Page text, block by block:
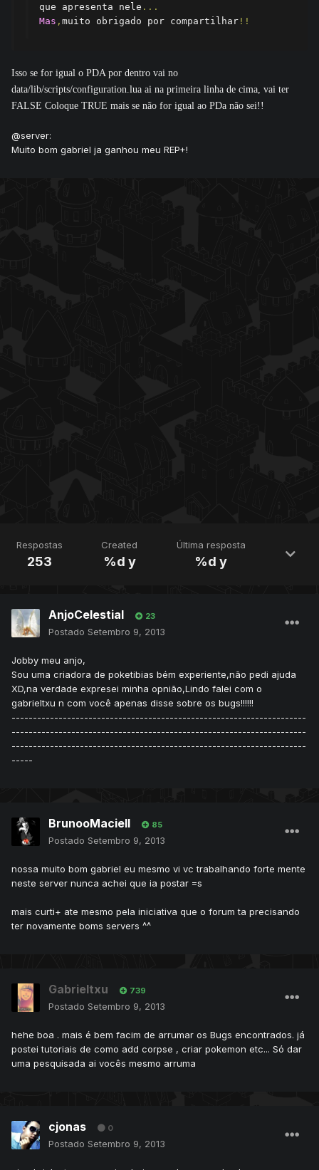
que apresenta nele ...
Mas , muito obrigado por compartilhar !!
Isso se for igual o PDA por dentro vai no
data/lib/scripts/configuration.lua ai na primeira linha de cima, vai ter
FALSE Coloque TRUE mais se não for igual ao PDa não sei!!
@server:
Muito bom gabriel ja ganhou meu REP+!
Respostas
253
Created
%d y
Última resposta
%d y
AnjoCelestial 23
Postado Setembro 9, 2013
Jobby meu anjo,
Sou uma criadora de poketibias bém experiente,não pedi ajuda
XD,na verdade expresei minha opnião,Lindo falei com o
gabrieltxu n com você apenas disse sobre os bugs!!!!!!
---------------------------------------------------------------------
---------------------------------------------------------------------
---------------------------------------------------------------------
-----
BrunooMaciell 85
Postado Setembro 9, 2013
nossa muito bom gabriel eu mesmo vi vc trabalhando forte mente
neste server nunca achei que ia postar =s
mais curti+ ate mesmo pela iniciativa que o forum ta precisando
ter novamente boms servers ^^
Gabrieltxu 739
Postado Setembro 9, 2013
hehe boa . mais é bem facim de arrumar os Bugs encontrados. já
postei tutoriais de como add corpse , criar pokemon etc... Só dar
uma pesquisada ai vocês mesmo arruma
cjonas 0
Postado Setembro 9, 2013